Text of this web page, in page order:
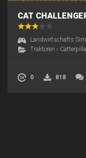
CAT
Landwirtschafts
Traktoren ›
0 818